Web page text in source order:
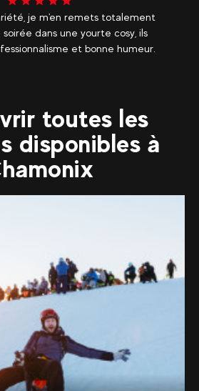
je m'en remets totalement
dans une yourte cosy, ils
et bonne humeur.
toutes les
disponibles à